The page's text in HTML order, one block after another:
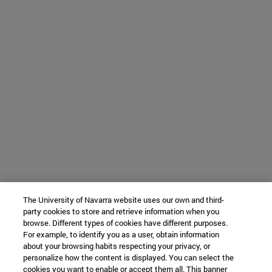
The University of Navarra website uses our own and third-
party cookies to store and retrieve information when you
browse. Different types of cookies have different purposes.
For example, to identify you as a user, obtain information
about your browsing habits respecting your privacy, or
personalize how the content is displayed. You can select the
cookies you want to enable or accept them all. This banner